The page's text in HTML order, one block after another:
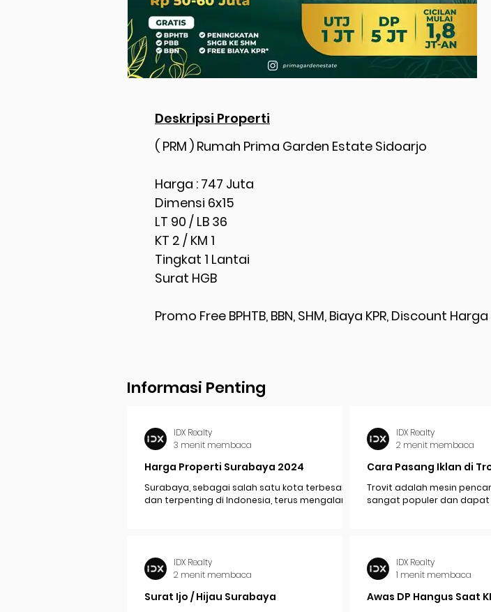
Deskripsi Properti
( PRM ) Rumah Prima Garden Estate Sidoarjo
Harga : 747 Juta
Dimensi 6x15
LT 90 / LB 36
KT 2 / KM 1
Tingkat 1 Lantai
Surat HGB
Promo Free BPHTB, BBN, SHM, Biaya KPR, Discount Harga
Informasi Penting
Harga Properti Surabaya 2024
Surabaya, sebagai salah satu kota terbesar
dan terpenting di Indonesia, terus mengalami
IDX Realty
3 menit membaca
Cara Pasang Iklan di
Trovit adalah mesin
sangat populer dan dapat
IDX Realty
2 menit membaca
Surat Ijo / Hijau Surabaya
IDX Realty
2 menit membaca
Awas DP Hangus Saat
IDX Realty
1 menit membaca